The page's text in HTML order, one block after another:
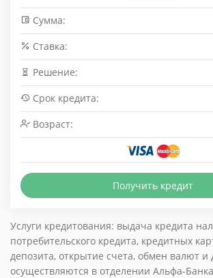
Сумма:
Cтавка:
Решение:
Срок кредита:
Возраст:
Получить кредит
Услуги кредитования: выдача кредита
потребительского кредита, кредитных
депозита, открытие счета, обмен валют и
осуществляются в отделении Альфа-